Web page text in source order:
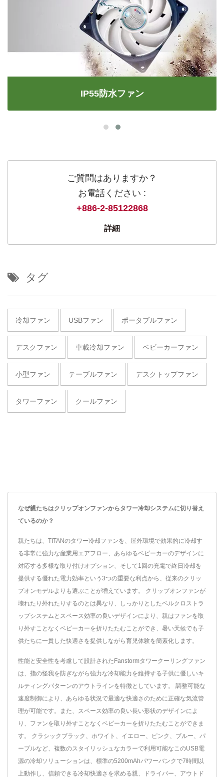
IP55防水ファン
ご質問はありますか？
お電話ください :
+886-2-85122868
詳細
タグ
冷却ファン USBファン ポータブルファン
デスクファン 車載冷却ファン ベビーカーファン
小型ファン テーブルファン デスクトップファン
タワーファン クールファン
なぜ親たちはクリップオンファンからタワー冷却システムに切り替え
ているのか？
親たちは、TITANのタワー冷却ファンを、屋外環境で効果的に冷却す
る非常に強力な産業用エアフロー、あらゆるベビーカーのデザインに
対応する多様な取り付けオプション、そして1回の充電で終日冷却を
提供する優れた電力効率という3つの重要な利点から、従来のクリッ
プオンモデルよりも選ぶことが増えています。 クリップオンファンが
壊れたり外れたりするのとは異なり、しっかりとしたベルクロストラ
ップシステムとスペース効率の良いデザインにより、親はファンを取
り外すことなくベビーカーを折りたたむことができ、暑い天候でも子
供たちに一貫した快適さを提供しながら育児体験を簡素化します。
性能と安全性を考慮して設計されたFanstormタワークーリングファン
は、指の怪我を防ぎながら強力な冷却能力を維持する子供に優しいキ
ルティングパターンのアウトラインを特徴としています。 調整可能な
速度制御により、あらゆる状況で最適な快適さのために正確な気流管
理が可能です。また、スペース効率の良い長い形状のデザインによ
り、ファンを取り外すことなくベビーカーを折りたたむことができま
す。 クラシックブラック、ホワイト、イエロー、ピンク、ブルー、パ
ープルなど、複数のスタイリッシュなカラーで利用可能なこのUSB電
源の冷却ソリューションは、標準の5200mAhパワーバンクで7時間以
上動作し、信頼できる冷却快適さを求める親、ドライバー、アウトド